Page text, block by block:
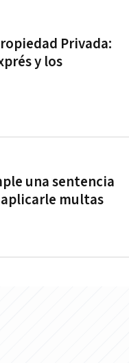
Privada:
y los
una sentencia
multas